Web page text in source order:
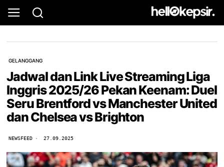
GELANGGANG
Jadwal dan Link Live Streaming Liga
Inggris 2025/26 Pekan Keenam: Duel
Seru Brentford vs Manchester United
dan Chelsea vs Brighton
NEWSFEED 27.09.2025